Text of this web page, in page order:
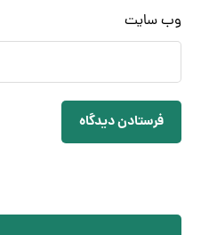
وب‌ سایت
فرستادن دیدگاه